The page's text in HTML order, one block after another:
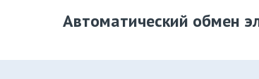
Автоматический обмен